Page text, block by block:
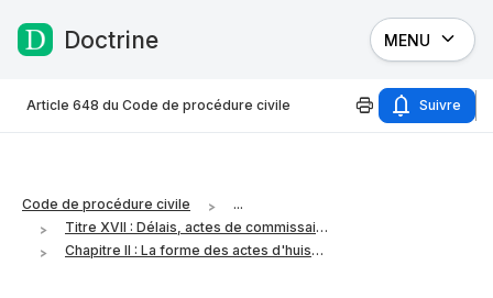
Passer au contenu
Doctrine MENU
Article 648 du Code de procédure civile Suivre
Code de procédure civile
...
Titre XVII : Délais, actes de commissaires de justice et notifications
Chapitre II : La forme des actes d'huissier de justice